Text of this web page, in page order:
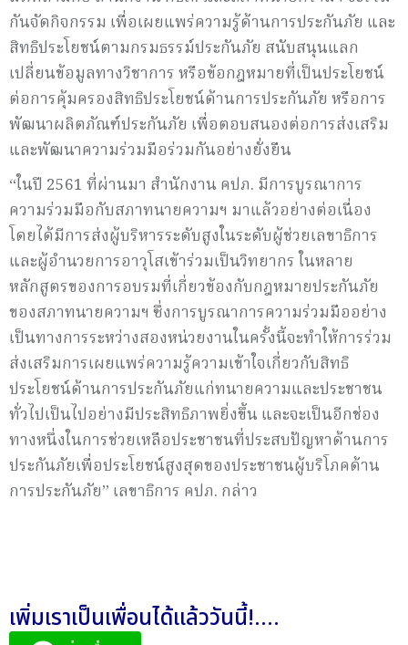
กันจัดกิจกรรม เพื่อเผยแพร่ความรู้ด้านการประกันภัย และ
สิทธิประโยชน์ตามกรมธรรม์ประกันภัย สนับสนุนแลก
เปลี่ยนข้อมูลทางวิชาการ หรือข้อกฎหมายที่เป็นประโยชน์
ต่อการคุ้มครองสิทธิประโยชน์ด้านการประกันภัย หรือการ
พัฒนาผลิตภัณฑ์ประกันภัย เพื่อตอบสนองต่อการส่งเสริม
และพัฒนาความร่วมมือร่วมกันอย่างยั่งยืน
“ในปี 2561 ที่ผ่านมา สำนักงาน คปภ. มีการบูรณาการ
ความร่วมมือกับสภาทนายความฯ มาแล้วอย่างต่อเนื่อง
โดยได้มีการส่งผู้บริหารระดับสูงในระดับผู้ช่วยเลขาธิการ
และผู้อำนวยการอาวุโสเข้าร่วมเป็นวิทยากร ในหลาย
หลักสูตรของการอบรมที่เกี่ยวข้องกับกฎหมายประกันภัย
ของสภาทนายความฯ ซึ่งการบูรณาการความร่วมมืออย่าง
เป็นทางการระหว่างสองหน่วยงานในครั้งนี้จะทำให้การร่วม
ส่งเสริมการเผยแพร่ความรู้ความเข้าใจเกี่ยวกับสิทธิ
ประโยชน์ด้านการประกันภัยแก่ทนายความและประชาชน
ทั่วไปเป็นไปอย่างมีประสิทธิภาพยิ่งขึ้น และจะเป็นอีกช่อง
ทางหนึ่งในการช่วยเหลือประชาชนที่ประสบปัญหาด้านการ
ประกันภัยเพื่อประโยชน์สูงสุดของประชาชนผู้บริโภคด้าน
การประกันภัย” เลขาธิการ คปภ. กล่าว
เพิ่มเราเป็นเพื่อนได้แล้ววันนี้!....